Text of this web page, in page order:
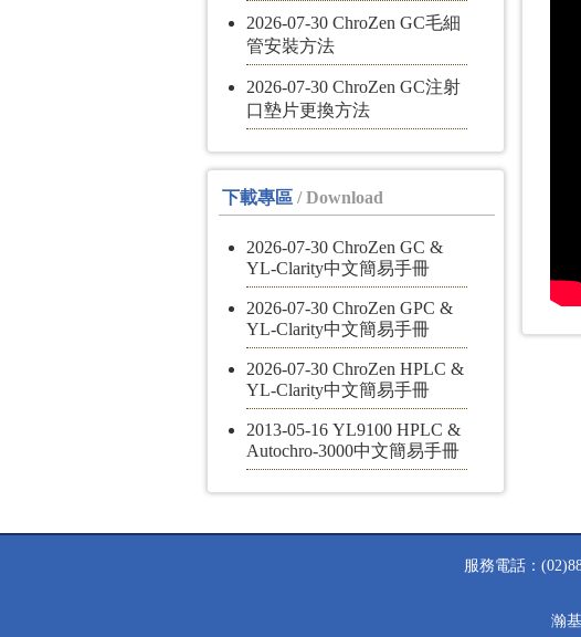
2026-07-30 ChroZen GC毛細
管安裝方法
2026-07-30 ChroZen GC注射
口墊片更換方法
下載專區 / Download
2026-07-30 ChroZen GC &
YL-Clarity中文簡易手冊
2026-07-30 ChroZen GPC &
YL-Clarity中文簡易手冊
2026-07-30 ChroZen HPLC &
YL-Clarity中文簡易手冊
2013-05-16 YL9100 HPLC &
Autochro-3000中文簡易手冊
服務電話：
瀚